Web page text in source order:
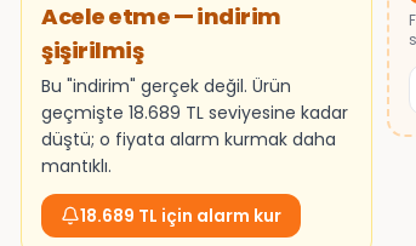
Acele etme — indirim
şişirilmiş
Bu "indirim" gerçek değil. Ürün
geçmişte 18.689 TL seviyesine kadar
düştü; o fiyata alarm kurmak daha
mantıklı.
18.689 TL için alarm kur